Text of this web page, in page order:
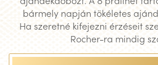
bármely napján tökéletes
Ha szeretné kifejezni érzéseit
Rocher-ra mindig